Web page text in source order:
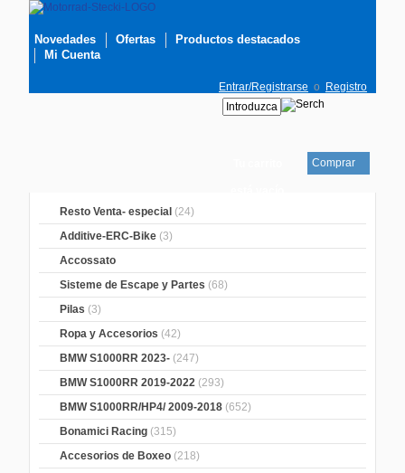
Novedades Ofertas
Productos destacados
Mi Cuenta
Entrar/Registrarse o Registro
Comprar
Resto Venta- especial (24)
Additive-ERC-Bike (3)
Accossato
Sisteme de Escape y Partes (68)
Pilas (3)
Ropa y Accesorios (42)
BMW S1000RR 2023- (247)
BMW S1000RR 2019-2022 (293)
BMW S1000RR/HP4/ 2009-2018 (652)
Bonamici Racing (315)
Accesorios de Boxeo (218)